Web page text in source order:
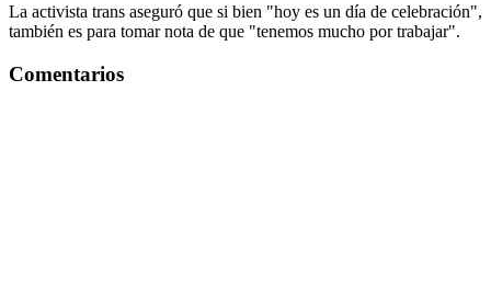
La activista trans aseguró que si bien "hoy es un día de celebración",
también es para tomar nota de que "tenemos mucho por trabajar".
Comentarios